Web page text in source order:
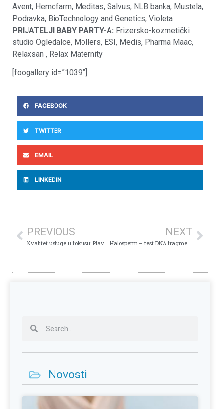
Avent, Hemofarm, Meditas, Salvus, NLB banka, Mustela,
Podravka, BioTechnology and Genetics, Violeta
PRIJATELJI BABY PARTY-A: Frizersko-kozmetički
studio Ogledalce, Mollers, ESI, Medis, Pharma Maac,
Relaxsan , Relax Maternity
[foogallery id=”1039”]
FACEBOOK
TWITTER
EMAIL
LINKEDIN
PREVIOUS NEXT
Halosperm – test DNA fragmentacije
Novosti